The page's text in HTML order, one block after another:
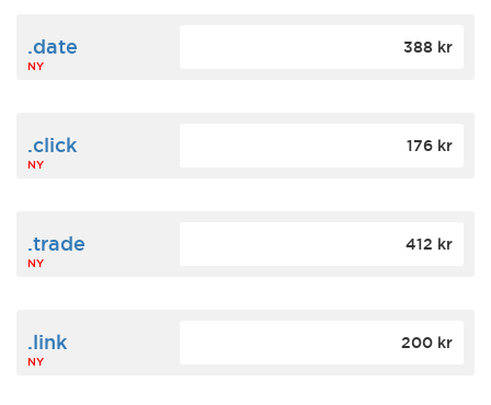
.date
NY
388 kr
.click
NY
176 kr
.trade
NY
412 kr
.link
NY
200 kr